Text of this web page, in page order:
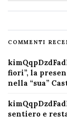
COMMENTI
fiori”, la
nella “sua”
sentiero e